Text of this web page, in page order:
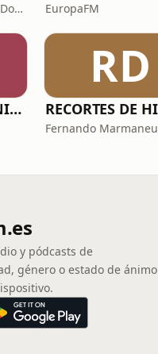
Sergio Beguería y Juan Domínguez EuropaFM
PROFE CLAUDIO NIETO
RD
y pódcasts de
género o estado de ánimo